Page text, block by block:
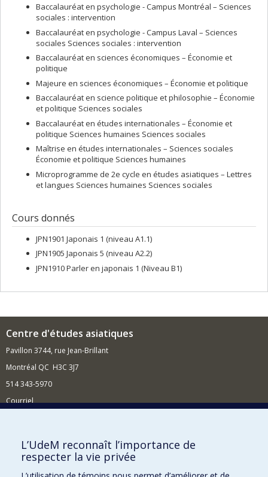
Baccalauréat en psychologie - Campus Montréal – Sciences
sociales : intervention
Baccalauréat en psychologie - Campus Laval – Sciences
sociales Sciences sociales : intervention
Baccalauréat en sciences économiques – Économie et
politique
Majeure en sciences économiques – Économie et politique
Baccalauréat en science politique et philosophie – Économie
et politique Sciences sociales
Baccalauréat en études internationales – Économie et
politique Sciences humaines Sciences sociales
Maîtrise en études internationales – Sciences sociales
Économie et politique Sciences humaines
Microprogramme de 2e cycle en études asiatiques – Lettres
et langues Sciences humaines Sciences sociales
Cours donnés
JPN1901 Japonais 1 (niveau A1.1)
JPN1905 Japonais 5 (niveau A2.2)
JPN1910 Parler en japonais 1 (Niveau B1)
Centre d'études asiatiques
Pavillon 3744, rue Jean-Brillant
Montréal QC H3C 3J7
514 343-5970
Courriel
Comment soutenir le Centre ?
BESOIN D'AIDE?
L’UdeM reconnaît l’importance de
respecter la vie privée